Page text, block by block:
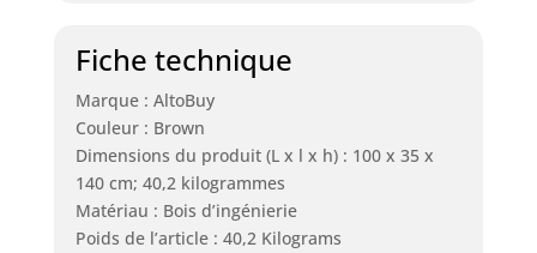
Fiche technique
Marque : AltoBuy
Couleur : Brown
Dimensions du produit (L x l x h) : 100 x 35 x
140 cm; 40,2 kilogrammes
Matériau : Bois d’ingénierie
Poids de l’article : 40,2 Kilograms